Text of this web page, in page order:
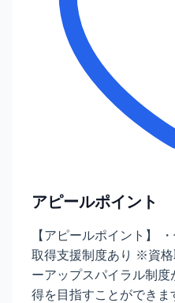
アピールポイント
【アピールポイント】
取得支援制度あり ※資格
ーアップスパイラル制
得を目指すことができま